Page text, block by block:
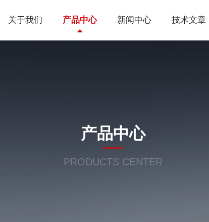
关于我们 产品中心 新闻中心 技术文章
产品中心
PRODUCTS CENTER